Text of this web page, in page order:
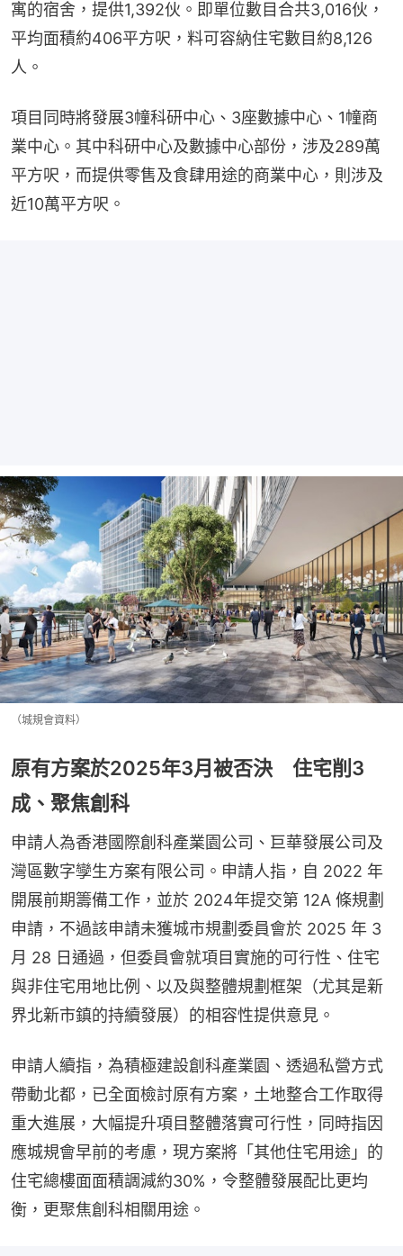
寓的宿舍，提供1,392伙。即單位數目合共3,016伙，
平均面積約406平方呎，料可容納住宅數目約8,126
人。
項目同時將發展3幢科研中心、3座數據中心、1幢商
業中心。其中科研中心及數據中心部份，涉及289萬
平方呎，而提供零售及食肆用途的商業中心，則涉及
近10萬平方呎。
（城規會資料）
原有方案於2025年3月被否決 住宅削3
成、聚焦創科
申請人為香港國際創科產業園公司、巨華發展公司及
灣區數字孿生方案有限公司。申請人指，自 2022 年
開展前期籌備工作，並於 2024年提交第 12A 條規劃
申請，不過該申請未獲城市規劃委員會於 2025 年 3
月 28 日通過，但委員會就項目實施的可行性、住宅
與非住宅用地比例、以及與整體規劃框架（尤其是新
界北新市鎮的持續發展）的相容性提供意見。
申請人續指，為積極建設創科產業園、透過私營方式
帶動北都，已全面檢討原有方案，土地整合工作取得
重大進展，大幅提升項目整體落實可行性，同時指因
應城規會早前的考慮，現方案將「其他住宅用途」的
住宅總樓面面積調減約30%，令整體發展配比更均
衡，更聚焦創科相關用途。